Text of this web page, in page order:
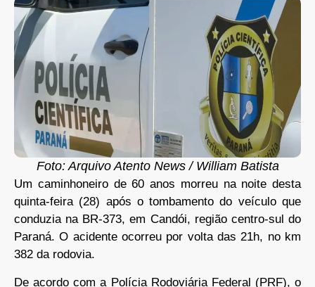
Foto: Arquivo Atento News / William Batista
Um caminhoneiro de 60 anos morreu na noite desta
quinta-feira (28) após o tombamento do veículo que
conduzia na BR-373, em Candói, região centro-sul do
Paraná. O acidente ocorreu por volta das 21h, no km
382 da rodovia.
De acordo com a Polícia Rodoviária Federal (PRF), o